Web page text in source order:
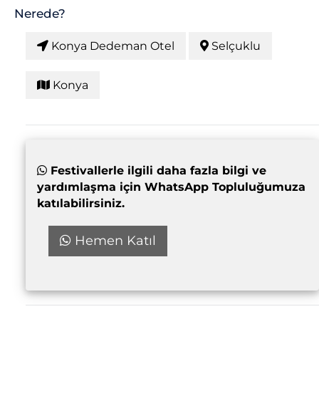
Nerede?
Konya Dedeman Otel Selçuklu
Konya
Festivallerle ilgili daha fazla bilgi ve
yardımlaşma için WhatsApp Topluluğumuza
katılabilirsiniz.
Hemen Katıl